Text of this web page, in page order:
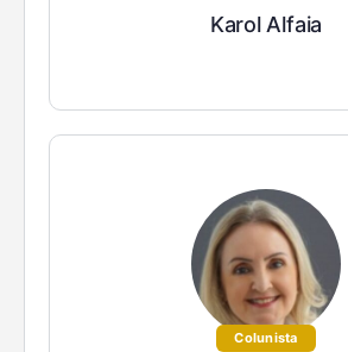
Karol Alfaia
Colunista